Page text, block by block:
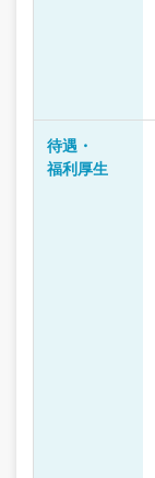
待遇・
福利厚生